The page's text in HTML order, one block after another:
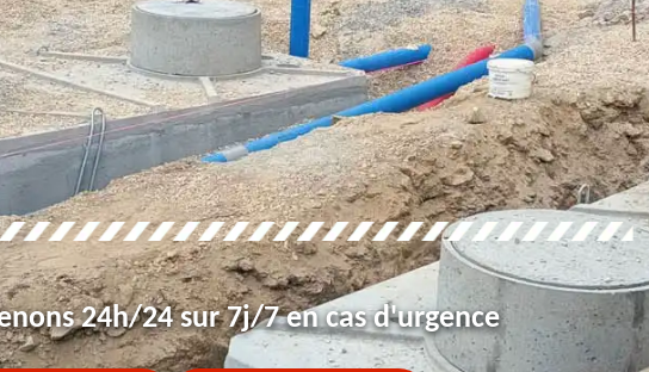
24h/24 sur 7j/7 en cas d'urgence